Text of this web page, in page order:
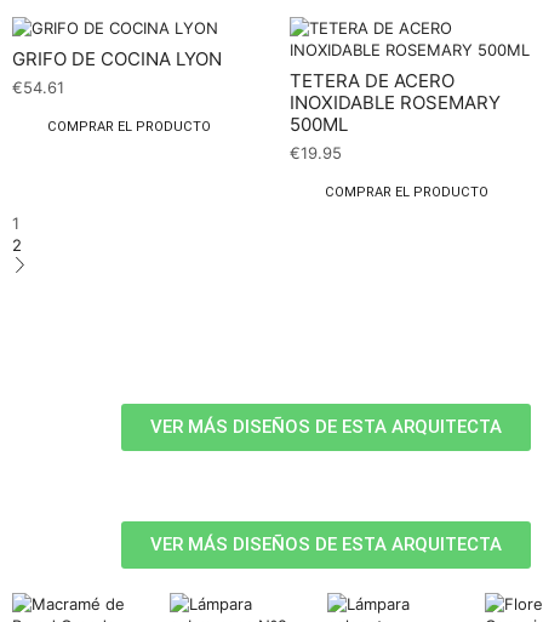
GRIFO DE COCINA LYON
€54.61
COMPRAR EL PRODUCTO
TETERA DE ACERO
INOXIDABLE ROSEMARY
500ML
€19.95
COMPRAR EL PRODUCTO
1
2
VER MÁS DISEÑOS DE ESTA ARQUITECTA
VER MÁS DISEÑOS DE ESTA ARQUITECTA